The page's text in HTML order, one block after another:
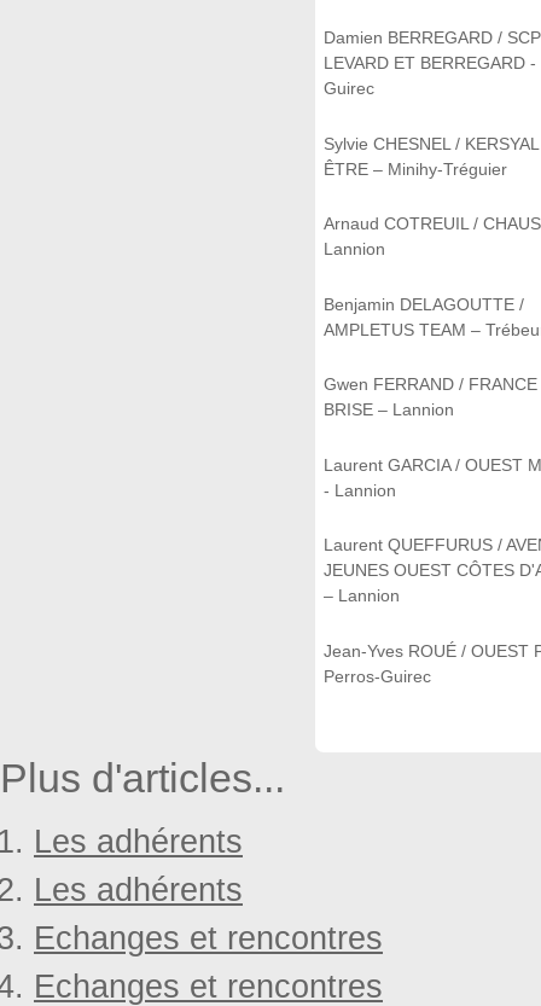
Damien BERREGARD / SCP
LEVARD ET BERREGARD
Guirec
Sylvie CHESNEL /
ÊTRE – Minihy-Tréguier
Arnaud COTREUIL /
Lannion
Benjamin DELAGOUTTE /
AMPLETUS TEAM –
Gwen FERRAND / FRANCE
BRISE – Lannion
Laurent GARCIA / OUEST
- Lannion
Laurent QUEFFURUS /
JEUNES OUEST CÔTES
– Lannion
Jean-Yves ROUÉ / OUEST
Perros-Guirec
Plus d'articles...
Les adhérents
Les adhérents
Echanges et rencontres
Echanges et rencontres